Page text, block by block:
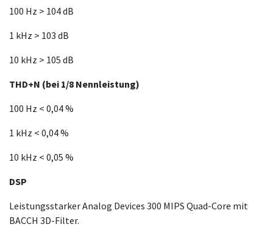
100 Hz > 104 dB
1 kHz > 103 dB
10 kHz > 105 dB
THD+N (bei 1/8 Nennleistung)
100 Hz < 0,04 %
1 kHz < 0,04 %
10 kHz < 0,05 %
DSP
Leistungsstarker Analog Devices 300 MIPS Quad-Core mit
BACCH 3D-Filter.